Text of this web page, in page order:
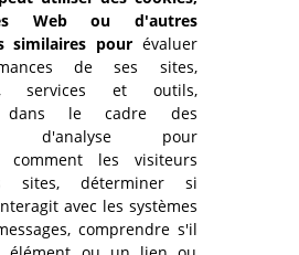
Web ou d'autres
similaires pourévaluer
de ses sites,
services et outils,
dans le cadre des
d'analyse pour
comment les visiteurs
sites, déterminer si
avec les systèmes
comprendre s'il